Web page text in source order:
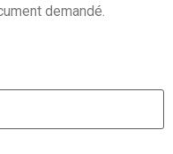
demandé.